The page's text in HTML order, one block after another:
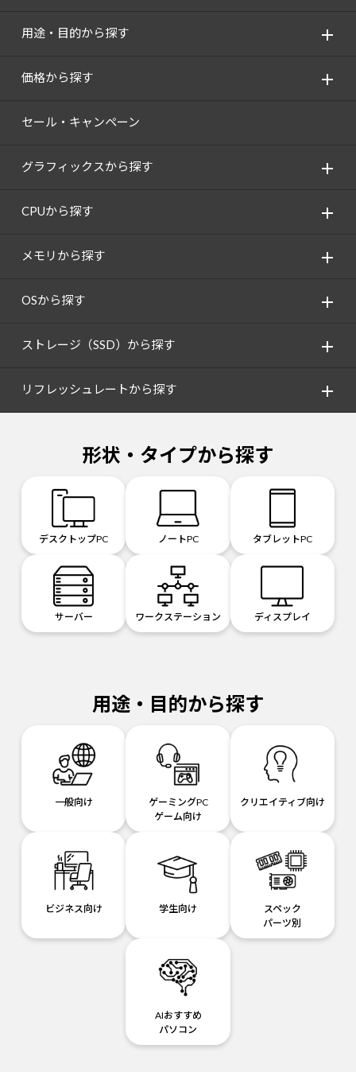
用途・目的から探す
価格から探す
セール・キャンペーン
グラフィックスから探す
CPUから探す
メモリから探す
OSから探す
ストレージ（SSD）から探す
リフレッシュレートから探す
形状・タイプから探す
デスクトップPC ノートPC タブレットPC
サーバー ワークステーション ディスプレイ
用途・目的から探す
一般向け
ゲーミングPC
ゲーム向け
クリエイティブ向け
ビジネス向け 学生向け
スペック
パーツ別
AIおすすめ
パソコン